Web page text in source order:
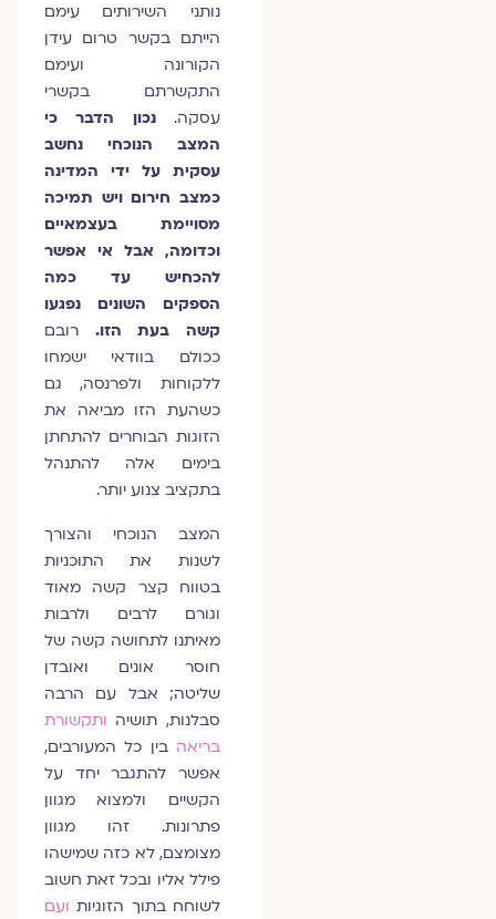
נותני השירותים עימם
הייתם בקשר טרום עידן
הקורונה ועימם
התקשרתם בקשרי
עסקה.
נכון הדבר כי
המצב הנוכחי נחשב
עסקית על ידי המדינה
כמצב חירום ויש תמיכה
מסויימת בעצמאיים
וכדומה, אבל אי אפשר
להכחיש עד כמה
הספקים השונים נפגעו
קשה בעת הזו.רובם
ככולם בוודאי ישמחו
ללקוחות ולפרנסה, גם
כשהעת הזו מביאה את
הזוגות הבוחרים להתחתן
בימים אלה להתנהל
בתקציב צנוע יותר.
המצב הנוכחי והצורך
לשנות את התוכניות
בטווח קצר קשה מאוד
וגורם לרבים ולרבות
מאיתנו לתחושה קשה של
חוסר אונים ואובדן
שליטה; אבל עם הרבה
סבלנות, תושיהותקשורת
בריאהבין כל המעורבים,
אפשר להתגבר יחד על
הקשיים ולמצוא מגוון
פתרונות. זהו מגוון
מצומצם, לא כזה שמישהו
פילל אליו ובכל זאת חשוב
לשוחח בתוך הזוגיותועם